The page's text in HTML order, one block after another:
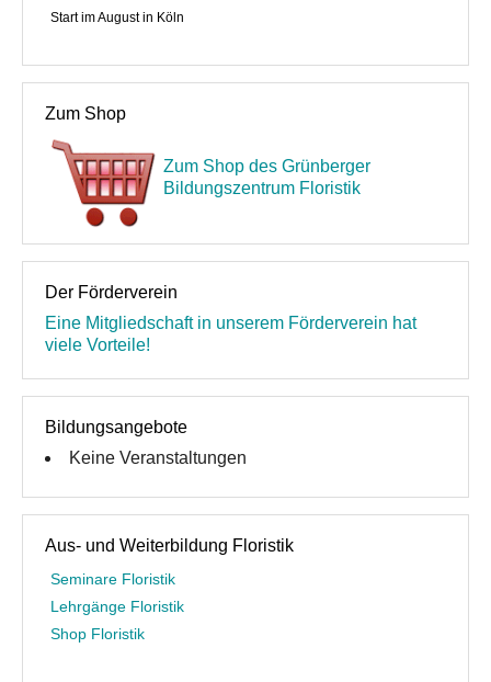
Start im August in Köln
Zum Shop
Zum Shop des Grünberger
Bildungszentrum Floristik
Der Förderverein
Eine Mitgliedschaft in unserem Förderverein hat
viele Vorteile!
Bildungsangebote
Keine Veranstaltungen
Aus- und Weiterbildung Floristik
Seminare Floristik
Lehrgänge Floristik
Shop Floristik